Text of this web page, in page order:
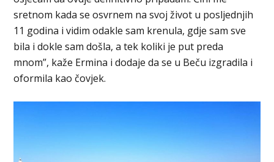
sretnom kada se osvrnem na svoj život u posljednjih
11 godina i vidim odakle sam krenula, gdje sam sve
bila i dokle sam došla, a tek koliki je put preda
mnom”, kaže Ermina i dodaje da se u Beču izgradila i
oformila kao čovjek.